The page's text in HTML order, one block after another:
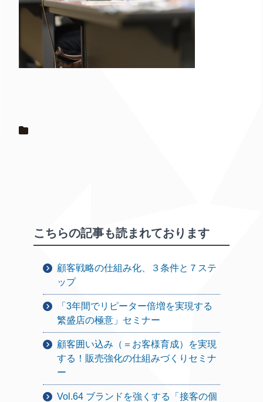
こちらの記事も読まれております
顧客戦略の仕組み化、３条件と７ステ
ップ
「3年間でリピーター倍増を実現する
繁盛店の極意」セミナー
顧客囲い込み（＝お客様育成）を実現
する！販売強化の仕組みづくりセミナ
ー
Vol.64 ブランドを強くする「接客の個